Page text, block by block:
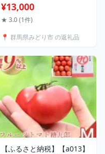
離島】
¥13,000
★ 3.0 (1件)
📍 群馬県みどり市 の返礼品
【ふるさと納税】【a013】